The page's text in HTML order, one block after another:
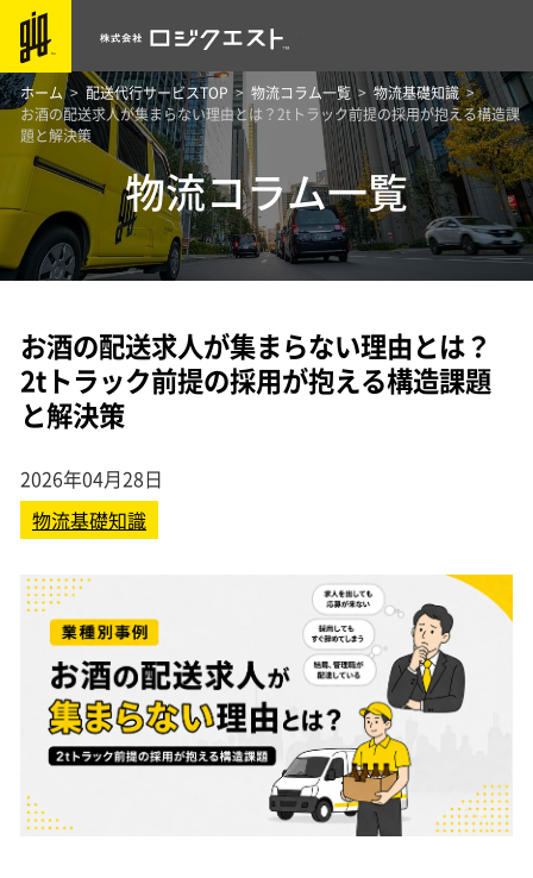
物流コラム一覧
ホーム 配送代行サービスTOP 物流コラム一覧
物流基礎知識
お酒の配送求人が集まらない理由とは？2tトラック前提の採用が抱える構造課
題と解決策
お酒の配送求人が集まらない理由とは？
2tトラック前提の採用が抱える構造課題
と解決策
2026年04月28日
物流基礎知識